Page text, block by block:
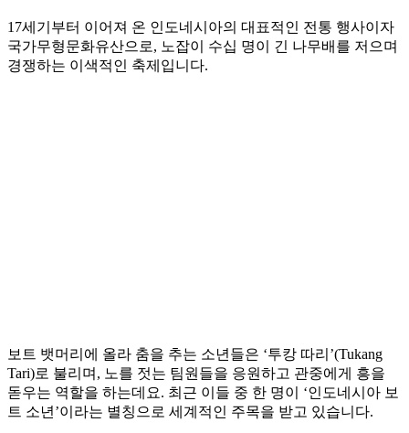
17세기부터 이어져 온 인도네시아의 대표적인 전통 행사이자
국가무형문화유산으로, 노잡이 수십 명이 긴 나무배를 저으며
경쟁하는 이색적인 축제입니다.
보트 뱃머리에 올라 춤을 추는 소년들은 ‘투캉 따리’(Tukang
Tari)로 불리며, 노를 젓는 팀원들을 응원하고 관중에게 흥을
돋우는 역할을 하는데요. 최근 이들 중 한 명이 ‘인도네시아 보
트 소년’이라는 별칭으로 세계적인 주목을 받고 있습니다.